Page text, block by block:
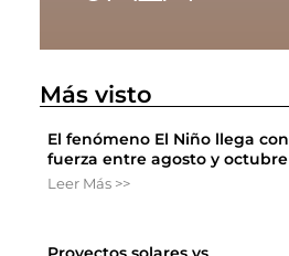
Más visto
El fenómeno El Niño llega con
fuerza entre agosto y octubre
Leer Más >>